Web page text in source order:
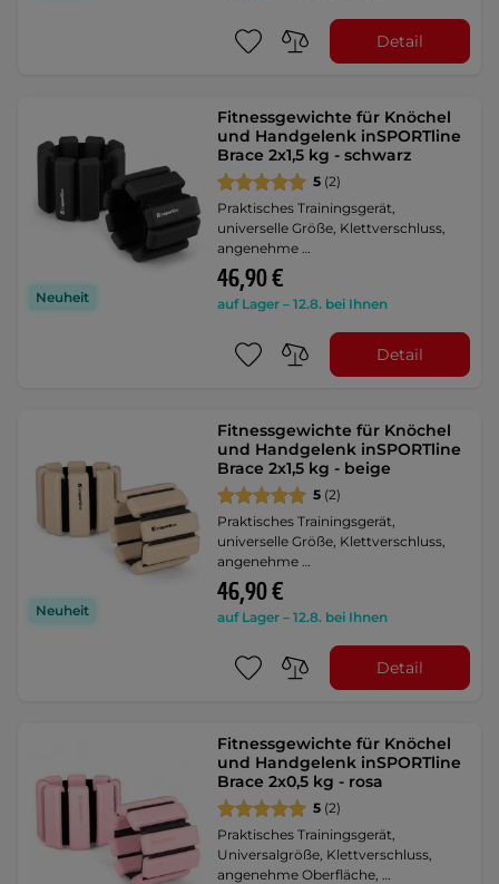
Detail
Neuheit
Fitnessgewichte für Knöchel
und Handgelenk inSPORTline
Brace 2x1,5 kg - schwarz
5 (2)
Praktisches Trainingsgerät,
universelle Größe, Klettverschluss,
angenehme …
46,90 €
auf Lager – 12.8. bei Ihnen
Detail
Neuheit
Fitnessgewichte für Knöchel
und Handgelenk inSPORTline
Brace 2x1,5 kg - beige
5 (2)
Praktisches Trainingsgerät,
universelle Größe, Klettverschluss,
angenehme …
46,90 €
auf Lager – 12.8. bei Ihnen
Detail
Fitnessgewichte für Knöchel
und Handgelenk inSPORTline
Brace 2x0,5 kg - rosa
5 (2)
Praktisches Trainingsgerät,
Universalgröße, Klettverschluss,
angenehme Oberfläche, …